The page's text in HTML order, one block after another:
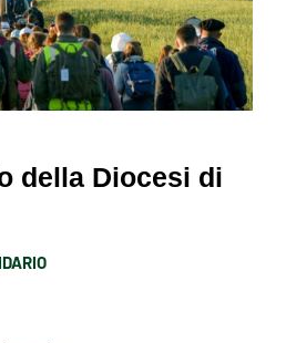
della Diocesi di